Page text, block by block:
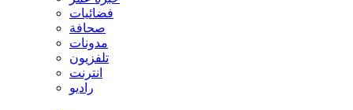
فضائيات
صحافة
مدونات
تلفزيون
انترنت
راديو